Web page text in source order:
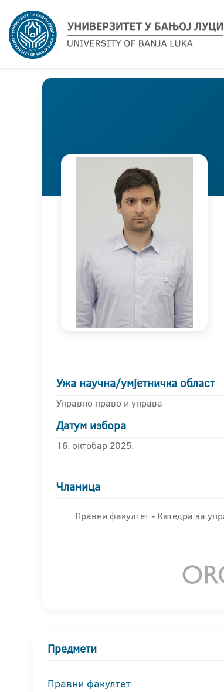
Ужа научна/умјетничка област
Управно право и управа
Датум избора
16. октобар 2025.
Чланица
Правни факултет - Катедра за
Предмети
Правни факултет